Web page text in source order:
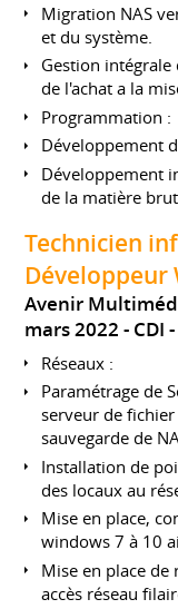
Migration NAS
et du système.
Gestion
de l'achat a la
Programmation :
Développement
Développement
de la matière
Technicien
Développeur
Avenir
mars 2022 CDI
Réseaux :
Paramétrage de
serveur de
sauvegarde de
Installation de
des locaux au
Mise en place,
windows 7 à 10
Mise en place
accès réseau